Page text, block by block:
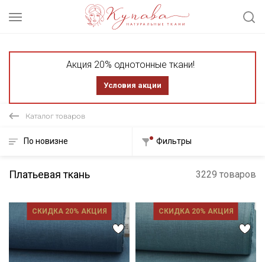
Акция 20% однотонные ткани!
Условия акции
Каталог товаров
По новизне Фильтры
Платьевая ткань 3229 товаров
СКИДКА 20% АКЦИЯ СКИДКА 20% АКЦИЯ